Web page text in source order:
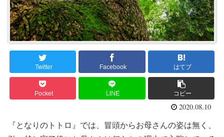
Twitter Facebook はてブ
Pocket LINE コピー
2020.08.10
『となりのトトロ』では、冒頭からお母さんの姿は無く、